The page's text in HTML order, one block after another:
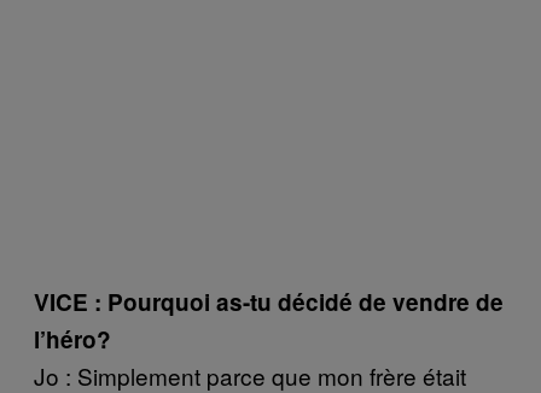
VICE : Pourquoi as-tu décidé de vendre de
l’héro?
Jo : Simplement parce que mon frère était